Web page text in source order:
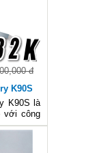
đ
K90S
K90S là
với công
ồn
được